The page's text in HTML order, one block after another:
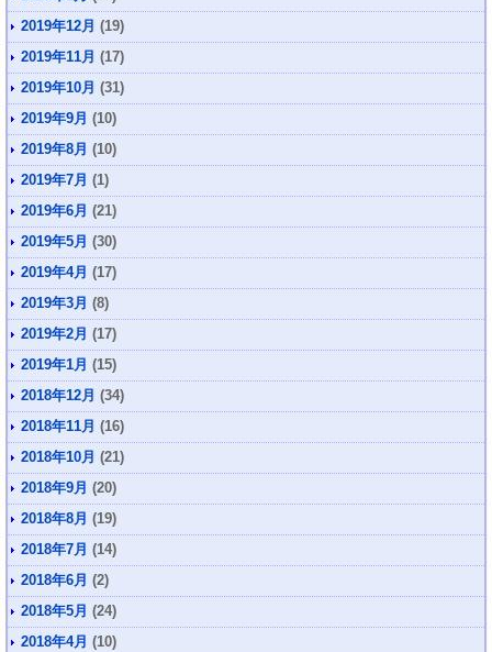
2019年12月 (19)
2019年11月 (17)
2019年10月 (31)
2019年9月 (10)
2019年8月 (10)
2019年7月 (1)
2019年6月 (21)
2019年5月 (30)
2019年4月 (17)
2019年3月 (8)
2019年2月 (17)
2019年1月 (15)
2018年12月 (34)
2018年11月 (16)
2018年10月 (21)
2018年9月 (20)
2018年8月 (19)
2018年7月 (14)
2018年6月 (2)
2018年5月 (24)
2018年4月 (10)